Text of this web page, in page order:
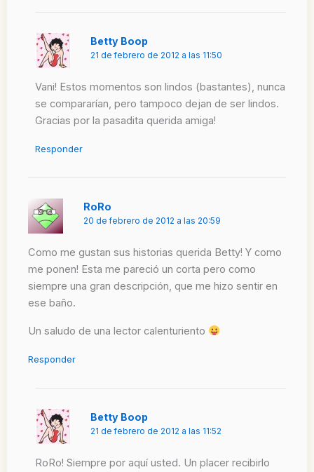
Betty Boop
21 de febrero de 2012 a las 11:50
Vani! Estos momentos son lindos (bastantes), nunca
se compararían, pero tampoco dejan de ser lindos.
Gracias por la pasadita querida amiga!
Responder
RoRo
20 de febrero de 2012 a las 20:59
Como me gustan sus historias querida Betty! Y como
me ponen! Esta me pareció un corta pero como
siempre una gran descripción, que me hizo sentir en
ese baño.
Un saludo de una lector calenturiento
Responder
Betty Boop
21 de febrero de 2012 a las 11:52
RoRo! Siempre por aquí usted. Un placer recibirlo